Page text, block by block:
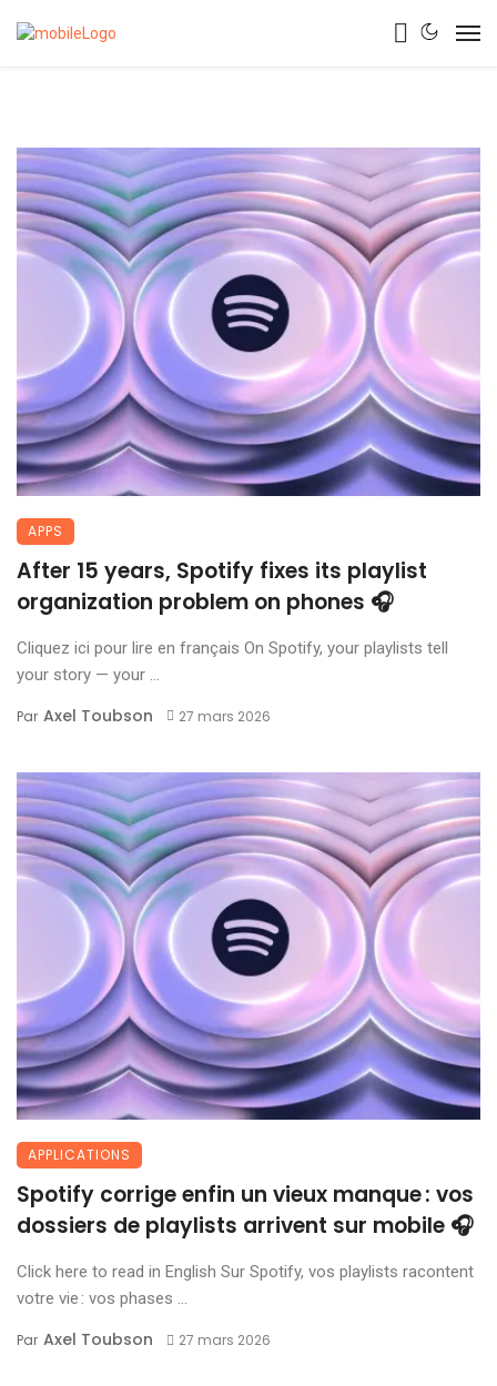
APPS
After 15 years, Spotify fixes its playlist
organization problem on phones 🎧
Cliquez ici pour lire en français On Spotify, your playlists tell
your story — your ...
Par Axel Toubson 27 mars 2026
APPLICATIONS
Spotify corrige enfin un vieux manque : vos
dossiers de playlists arrivent sur mobile 🎧
Click here to read in English Sur Spotify, vos playlists racontent
votre vie : vos phases ...
Par Axel Toubson 27 mars 2026